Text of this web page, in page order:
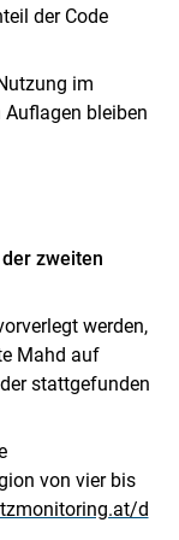
der Code
im
bleiben
zweiten
werden,
Mahd auf
stattgefunden
von vier bis
d